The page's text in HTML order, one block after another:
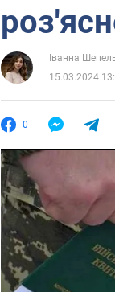
Іванна
15.03.2024
0